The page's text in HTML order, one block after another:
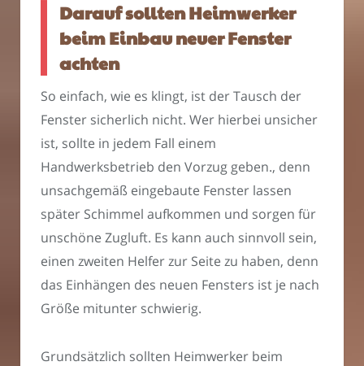
Darauf sollten Heimwerker
beim Einbau neuer Fenster
achten
So einfach, wie es klingt, ist der Tausch der
Fenster sicherlich nicht. Wer hierbei unsicher
ist, sollte in jedem Fall einem
Handwerksbetrieb den Vorzug geben., denn
unsachgemäß eingebaute Fenster lassen
später Schimmel aufkommen und sorgen für
unschöne Zugluft. Es kann auch sinnvoll sein,
einen zweiten Helfer zur Seite zu haben, denn
das Einhängen des neuen Fensters ist je nach
Größe mitunter schwierig.
Grundsätzlich sollten Heimwerker beim